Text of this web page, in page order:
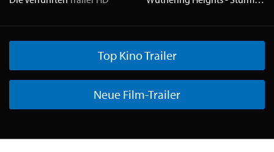
Top Kino Trailer
Neue Film-Trailer